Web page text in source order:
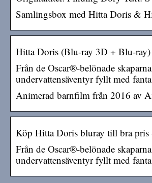
Samlingsbox med Hitta Doris &
Hitta Doris (Blu-ray 3D + Blu-
Från de Oscar®-belönade
undervattensäventyr fyllt med
Animerad barnfilm från 2016 av
Köp Hitta Doris bluray till bra pris
Från de Oscar®-belönade
undervattensäventyr fyllt med